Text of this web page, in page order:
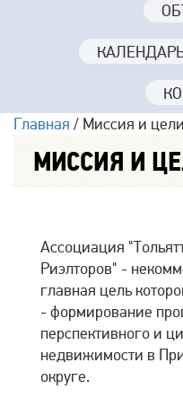
Главная / Миссия и
МИССИЯ И
Ассоциация
Риэлторов" -
главная цель
- формирование
перспективного и
недвижимости в
округе.